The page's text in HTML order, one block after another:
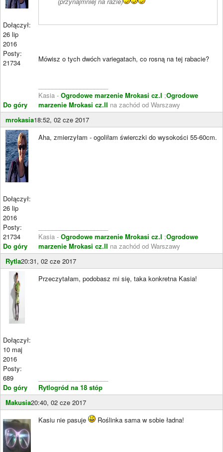
Dołączył:
26 lip
2016
Posty:
21734
Do góry
Mówisz o tych dwóch variegatach, co rosną na tej rabacie?
Kasia - Ogrodowe marzenie Mrokasi cz.I ;Ogrodowe
marzenie Mrokasi cz.II na zachód od Warszawy
mrokasia18:52, 02 cze 2017
Dołączył:
26 lip
2016
Posty:
21734
Do góry
Aha, zmierzyłam - ogoliłam świerczki do wysokości 55-60cm.
Kasia - Ogrodowe marzenie Mrokasi cz.I ;Ogrodowe
marzenie Mrokasi cz.II na zachód od Warszawy
Rytla20:31, 02 cze 2017
Dołączył:
10 maj
2016
Posty:
689
Do góry
Przeczytałam, podobasz mi się, taka konkretna Kasia!
Rytlogród na 18 stóp
Makusia20:40, 02 cze 2017
Kasiu nie pasuje Roślinka sama w sobie ładna!